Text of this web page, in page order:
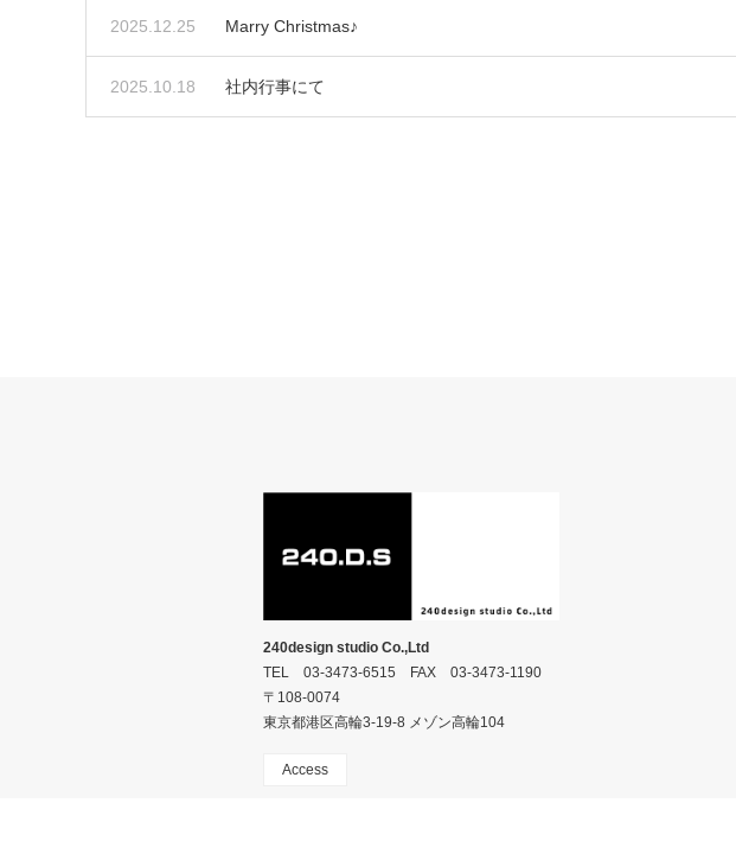
2025.12.25 Marry Christmas♪
2025.10.18 社内行事にて
240design studio Co.,Ltd
TEL 03-3473-6515 FAX 03-3473-1190
〒108-0074
東京都港区高輪3-19-8 メゾン高輪104
Access